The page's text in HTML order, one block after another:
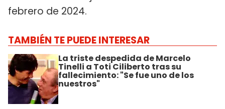
febrero de 2024.
TAMBIÉN TE PUEDE INTERESAR
La triste despedida de Marcelo
Tinelli a Toti Ciliberto tras su
fallecimiento: "Se fue uno de los
nuestros"